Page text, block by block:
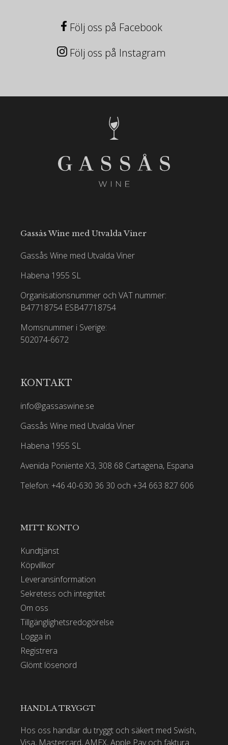
Följ oss på Facebook
Följ oss på Instagram
Gassås Wine med Utvalda Viner
Gassås Wine med Utvalda Viner
Habena 1955 SL
Organisationsnummer och VAT nummer:
B47718754 ESB47718754
Momsnummer i Sverige:
502074-6672
KONTAKT
info@gassaswine.se
Gassås Wine med Utvalda Viner
Habena 1955 SL
Avenida Poniente X3, 308 68 Cartagena, Espana
Telefon: +46 40-630 36 30 och +34 663 827 606
MITT KONTO
Kundtjänst
Köpvillkor
Leveransinformation
Sekretess och integritet
Om oss
Tillgänglighetsredogörelse
Logga in
Registrera
Glömt lösenord
HANDLA TRYGGT
Hos oss handlar du tryggt och säkert med Swish,
Visa, Mastercard, AMEX, Apple Pay och faktura